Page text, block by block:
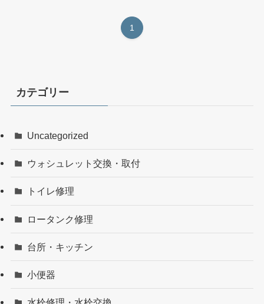
1
カテゴリー
Uncategorized
ウォシュレット交換・取付
トイレ修理
ロータンク修理
台所・キッチン
小便器